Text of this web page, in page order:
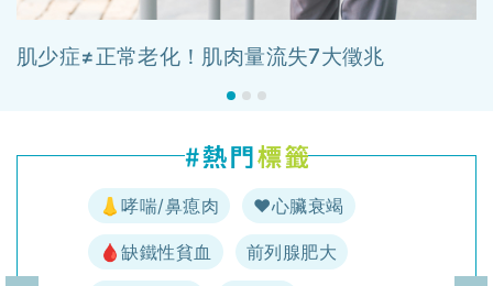
肌少症≠正常老化！肌肉量流失7大徵兆
👃哮喘/鼻瘜肉 ♥️心臟衰竭
🩸缺鐵性貧血 前列腺肥大